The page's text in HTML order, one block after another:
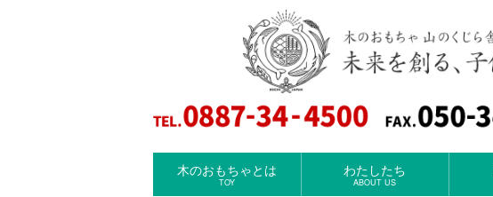
木のおもちゃとは
TOY
わたしたち
ABOUT US